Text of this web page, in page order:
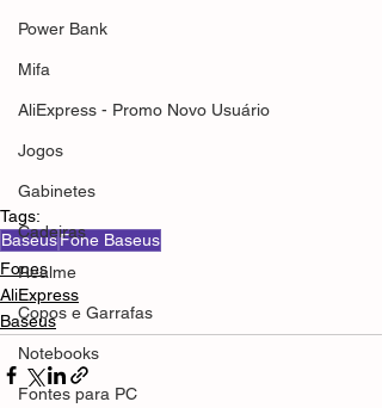
Power Bank
Mifa
AliExpress - Promo Novo Usuário
Jogos
Gabinetes
Cadeiras
Realme
Copos e Garrafas
Notebooks
Fontes para PC
Tags:
BaseusFone Baseus
Fones
AliExpress
Baseus